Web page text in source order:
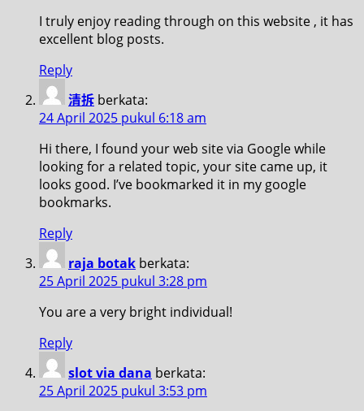
I truly enjoy reading through on this website , it has
excellent blog posts.
Reply
清拆 berkata:
24 April 2025 pukul 6:18 am
Hi there, I found your web site via Google while
looking for a related topic, your site came up, it
looks good. I’ve bookmarked it in my google
bookmarks.
Reply
raja botak berkata:
25 April 2025 pukul 3:28 pm
You are a very bright individual!
Reply
slot via dana berkata:
25 April 2025 pukul 3:53 pm